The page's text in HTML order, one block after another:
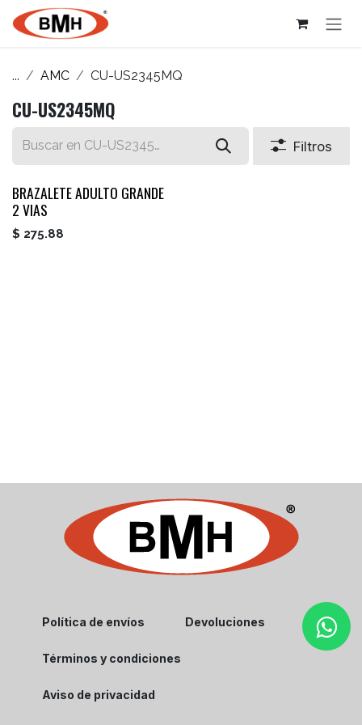
Ir al contenido
... AMC CU-US2345MQ
CU-US2345MQ
Filtros
BRAZALETE ADULTO GRANDE
2 VIAS
$ 275.88
Política de envíos Devoluciones
Términos y condiciones
Aviso de privacidad